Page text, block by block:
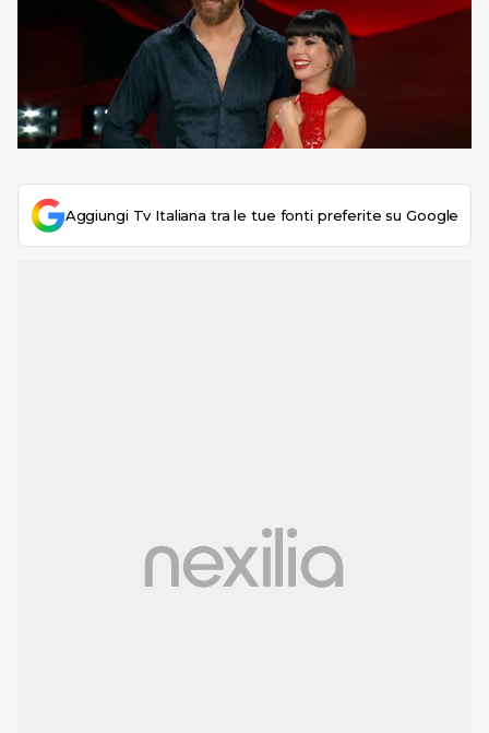
Aggiungi Tv Italiana tra le tue fonti preferite su Google